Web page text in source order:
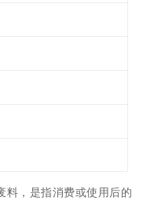
料，是指消费或使用后的